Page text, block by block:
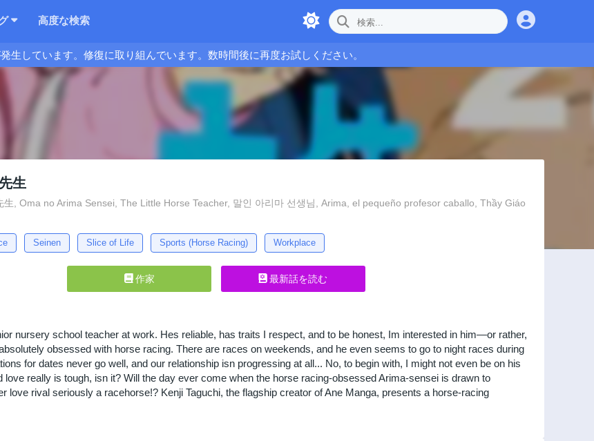
高度な検索
生しています。修復に取り組んでいます。数時間後に再度お試しください。
生
生, Oma no Arima Sensei, The Little Horse Teacher, 말인 아리마 선생님, Arima, el pequeño profesor caballo, Thầy Giáo
Seinen Slice of Life Sports (Horse Racing) Workplace
作家 最新話を読む
nursery school teacher at work. Hes reliable, has traits I respect, and to be honest, Im interested in him—or rather,
obsessed with horse racing. There are races on weekends, and he even seems to go to night races during
for dates never go well, and our relationship isn progressing at all... No, to begin with, I might not even be on his
love really is tough, isn it? Will the day ever come when the horse racing-obsessed Arima-sensei is drawn to
love rival seriously a racehorse!? Kenji Taguchi, the flagship creator of Ane Manga, presents a horse-racing